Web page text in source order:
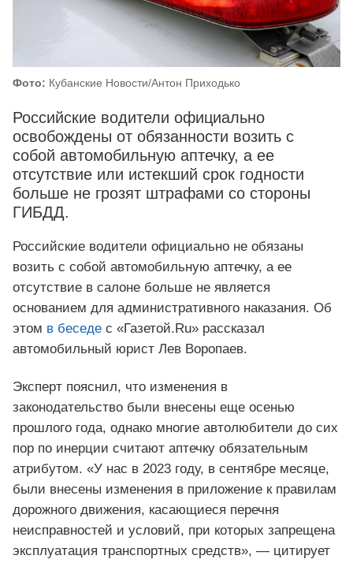
Фото: Кубанские Новости/Антон Приходько
Российские водители официально
освобождены от обязанности возить с
собой автомобильную аптечку, а ее
отсутствие или истекший срок годности
больше не грозят штрафами со стороны
ГИБДД.
Российские водители официально не обязаны
возить с собой автомобильную аптечку, а ее
отсутствие в салоне больше не является
основанием для административного наказания. Об
этом в беседе с «Газетой.Ru» рассказал
автомобильный юрист Лев Воропаев.
Эксперт пояснил, что изменения в
законодательство были внесены еще осенью
прошлого года, однако многие автолюбители до сих
пор по инерции считают аптечку обязательным
атрибутом. «У нас в 2023 году, в сентябре месяце,
были внесены изменения в приложение к правилам
дорожного движения, касающиеся перечня
неисправностей и условий, при которых запрещена
эксплуатация транспортных средств», — цитирует